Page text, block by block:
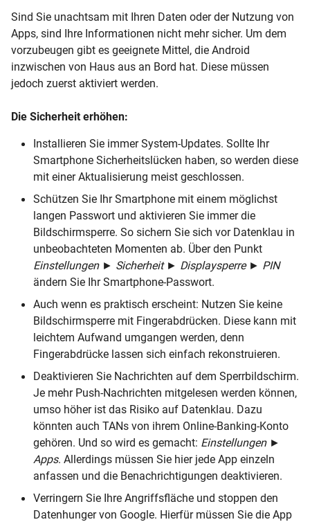
Sind Sie unachtsam mit Ihren Daten oder der Nutzung von
Apps, sind Ihre Informationen nicht mehr sicher. Um dem
vorzubeugen gibt es geeignete Mittel, die Android
inzwischen von Haus aus an Bord hat. Diese müssen
jedoch zuerst aktiviert werden.
Die Sicherheit erhöhen:
Installieren Sie immer System-Updates. Sollte Ihr
Smartphone Sicherheitslücken haben, so werden diese
mit einer Aktualisierung meist geschlossen.
Schützen Sie Ihr Smartphone mit einem möglichst
langen Passwort und aktivieren Sie immer die
Bildschirmsperre. So sichern Sie sich vor Datenklau in
unbeobachteten Momenten ab. Über den Punkt
Einstellungen► Sicherheit ► Displaysperre ► PIN
ändern Sie Ihr Smartphone-Passwort.
Auch wenn es praktisch erscheint: Nutzen Sie keine
Bildschirmsperre mit Fingerabdrücken. Diese kann mit
leichtem Aufwand umgangen werden, denn
Fingerabdrücke lassen sich einfach rekonstruieren.
Deaktivieren Sie Nachrichten auf dem Sperrbildschirm.
Je mehr Push-Nachrichten mitgelesen werden können,
umso höher ist das Risiko auf Datenklau. Dazu
könnten auch TANs von ihrem Online-Banking-Konto
gehören. Und so wird es gemacht: Einstellungen►
Apps. Allerdings müssen Sie hier jede App einzeln
anfassen und die Benachrichtigungen deaktivieren.
Verringern Sie Ihre Angriffsfläche und stoppen den
Datenhunger von Google. Hierfür müssen Sie die App